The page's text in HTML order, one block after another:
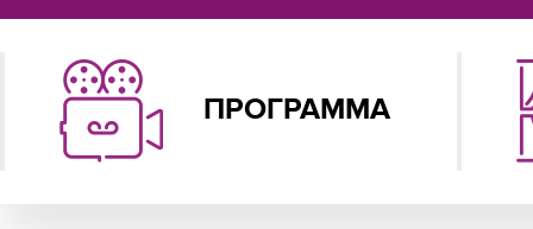
ПРОГРАММА